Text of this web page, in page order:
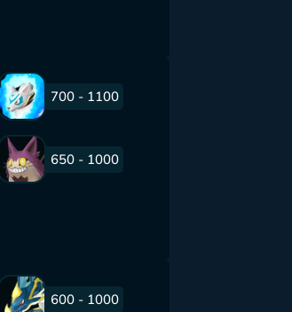
700 - 1100
650 - 1000
600 - 1000